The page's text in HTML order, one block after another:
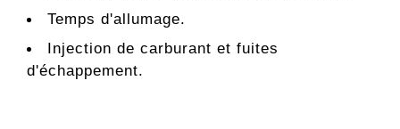
Temps d'allumage.
Injection de carburant et fuites
d'échappement.